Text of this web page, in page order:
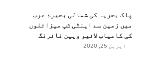
پاک بحریہ کی شمالی بحیرۂ عرب
میں زمین سے اینٹی شپ میزائلوں
کی کامیاب لائیو ویپن فائرنگ
اپریل 25, 2020